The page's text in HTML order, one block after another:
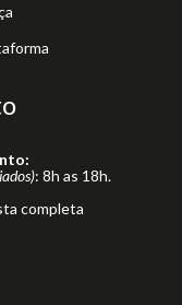
: 8h as 18h.
completa